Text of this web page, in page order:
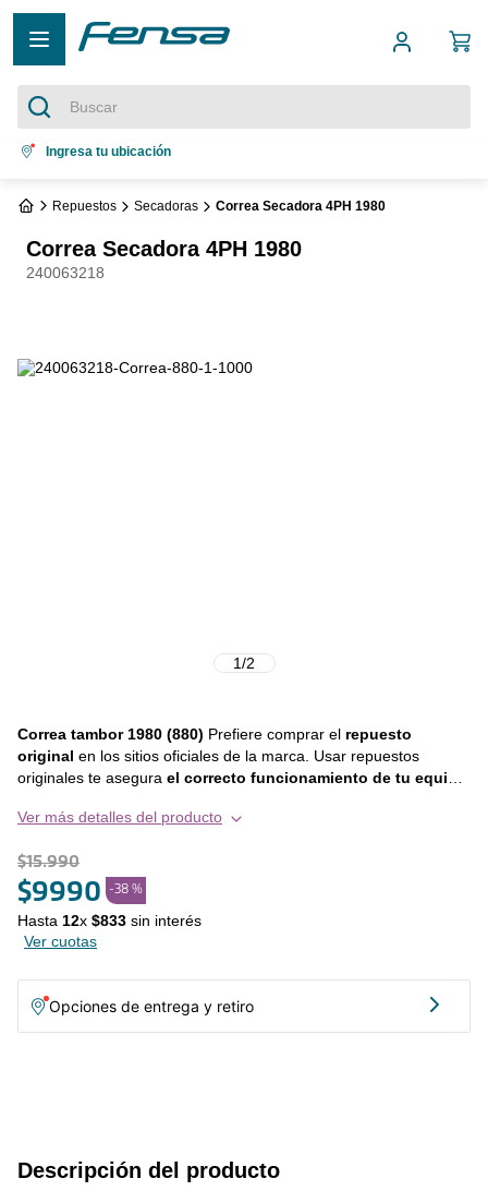
Buscar
Términos más buscados
3. refrigerador no frost
Ingresa tu ubicación
Repuestos Secadoras Correa Secadora 4PH 1980
Correa Secadora 4PH 1980
240063218
1/2
Correa tambor 1980 (880) Prefiere comprar el repuesto
original en los sitios oficiales de la marca. Usar repuestos
originales te asegura el correcto funcionamiento de tu equipo
siempre invertir en calidad y durabilidad. Este repuesto es
880 PLUS • VENTTI 890 • FDF 3680 • FDF 3780
Ver más detalles del producto
$15.990
$9990 -38 %
Hasta 12x $833 sin interés
Ver cuotas
Opciones de entrega y retiro
Descripción del producto